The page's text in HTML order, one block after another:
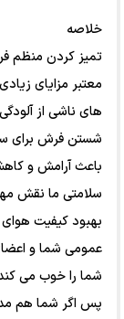
خلاصه
تمیز کردن منظم
معتبر مزایای
های ناشی از
شستن فرش برای
باعث آرامش و
سلامتی ما نقش
بهبود کیفیت
عمومی شما و
شما را خوب می
پس اگر شما هم